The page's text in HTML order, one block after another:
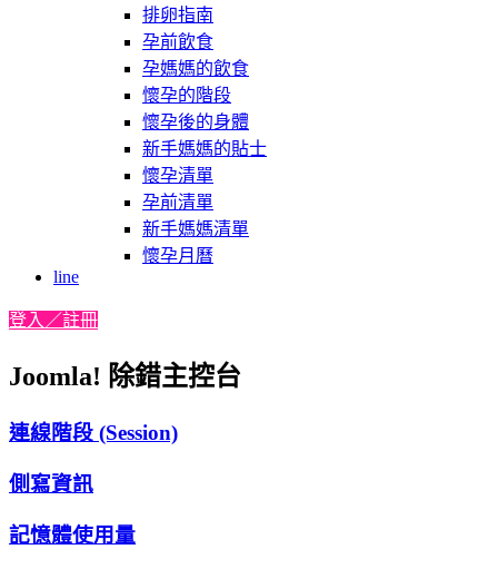
排卵指南
孕前飲食
孕媽媽的飲食
懷孕的階段
懷孕後的身體
新手媽媽的貼士
懷孕清單
孕前清單
新手媽媽清單
懷孕月曆
line
登入／註冊
Joomla! 除錯主控台
連線階段 (Session)
側寫資訊
記憶體使用量